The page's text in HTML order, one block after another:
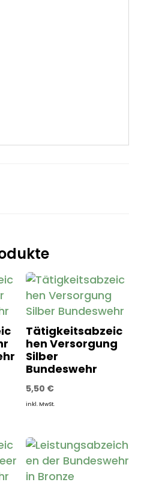
Tätigkeitsabzeic
hen Versorgung
Silber
Bundeswehr
5,50 €
inkl. MwSt.